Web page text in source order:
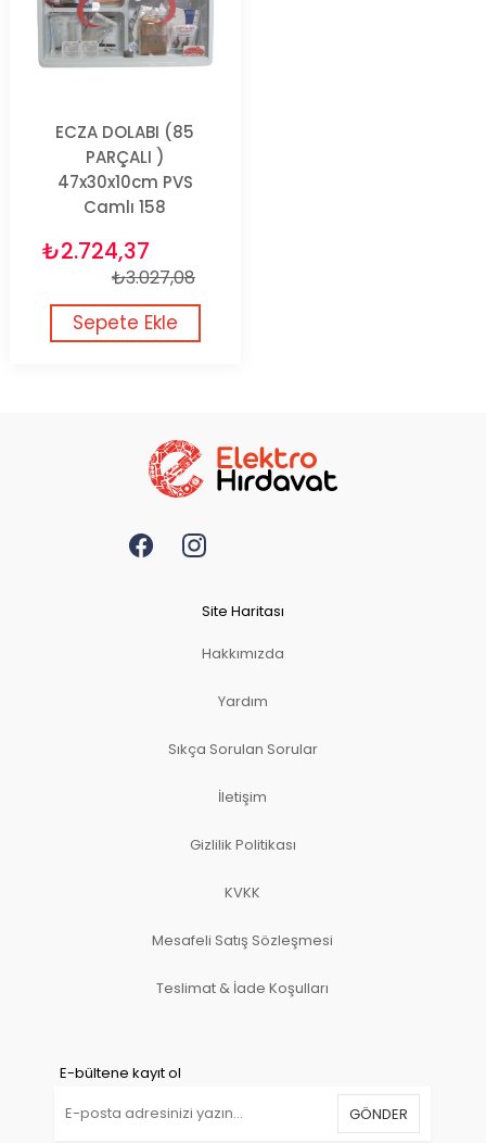
ECZA DOLABI (85
PARÇALI )
47x30x10cm PVS
Camlı 158
₺2.724,37
₺3.027,08
Sepete Ekle
Site Haritası
Hakkımızda
Yardım
Sıkça Sorulan Sorular
İletişim
Gizlilik Politikası
KVKK
Mesafeli Satış Sözleşmesi
Teslimat & İade Koşulları
E-bültene kayıt ol
GÖNDER